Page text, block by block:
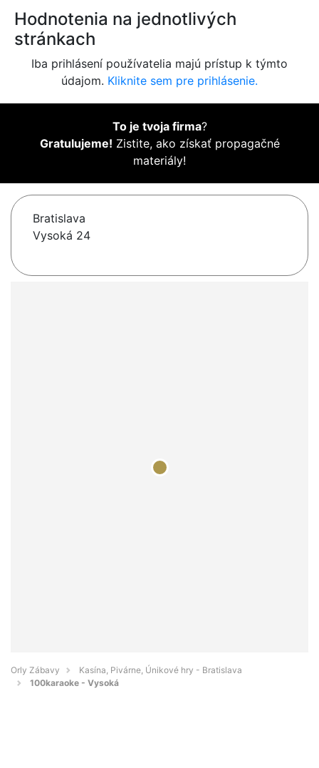
Hodnotenia na jednotlivých
stránkach
Iba prihlásení používatelia majú prístup k týmto
údajom. Kliknite sem pre prihlásenie.
To je tvoja firma?
Gratulujeme! Zistite, ako získať propagačné
materiály!
Bratislava
Vysoká 24
Orly Zábavy
Kasína, Pivárne, Únikové hry - Bratislava
100karaoke - Vysoká